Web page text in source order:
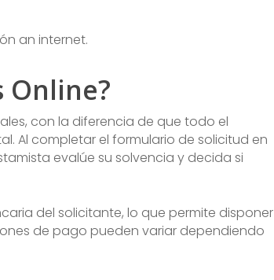
an internet.
Online?
con la diferencia de que todo el
Al completar el formulario de solicitud en
evalúe su solvencia y decida si
del solicitante, lo que permite disponer
de pago pueden variar dependiendo